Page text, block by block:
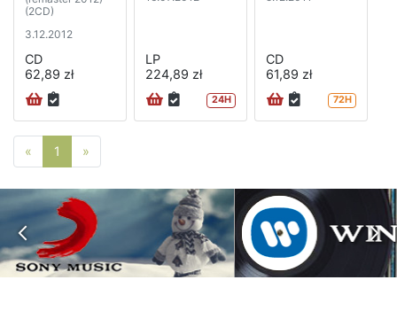
(2CD)
3.12.2012
CD
62,89 zł
LP
224,89 zł
24H
CD
61,89 zł
72H
« Poprzednia strona
1 »